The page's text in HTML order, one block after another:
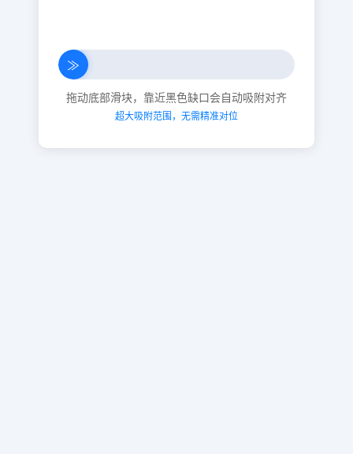
≫
拖动底部滑块，靠近黑色缺口会自动吸附对齐
超大吸附范围，无需精准对位